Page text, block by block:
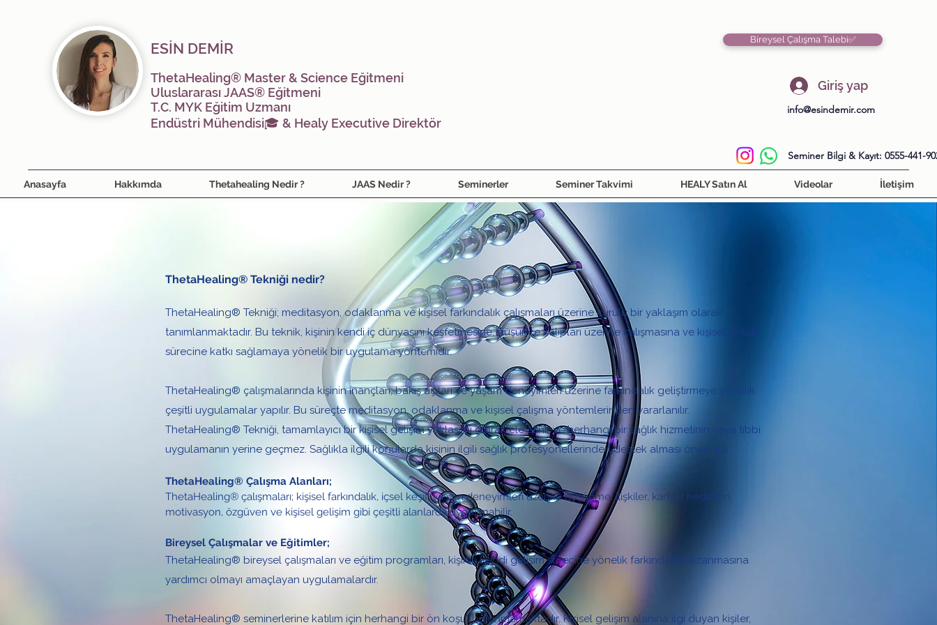
ESİN DEMİR
ThetaHealing® Master & Science Eğitmeni
Uluslararası JAAS® Eğitmeni
T.C. MYK Eğitim Uzmanı
Endüstri Mühendisi🎓 & Healy Executive Direktör
Bireysel Çalışma Talebi✅
Giriş yap
info@esindemir.com
Seminer Bilgi & Kayıt: 0555-441-
Anasayfa Hakkımda Thetahealing Nedir ? JAAS Nedir ? Seminerler Seminer Takvimi HEALY Satın Al Videolar İletişim
ThetaHealing® Tekniği nedir?
ThetaHealing® Tekniği; meditasyon, odaklanma ve kişisel farkındalık çalışmaları üzerine kurulu bir yaklaşım olarak
tanımlanmaktadır. Bu teknik, kişinin kendi iç dünyasını keşfetmesine, düşünce kalıpları üzerine çalışmasına ve kişisel gelişim
sürecine katkı sağlamaya yönelik bir uygulama yöntemidir.
ThetaHealing® çalışmalarında kişinin inançları, bakış açıları ve yaşam deneyimleri üzerine farkındalık geliştirmeye yönelik
çeşitli uygulamalar yapılır. Bu süreçte meditasyon, odaklanma ve kişisel çalışma yöntemlerinden yararlanılır.
ThetaHealing® Tekniği, tamamlayıcı bir kişisel gelişim yaklaşımı olarak ele alınır ve herhangi bir sağlık hizmetinin veya tıbbi
uygulamanın yerine geçmez. Sağlıkla ilgili konularda kişinin ilgili sağlık profesyonellerinden destek alması önemlidir.
ThetaHealing® Çalışma Alanları;
ThetaHealing® çalışmaları; kişisel farkındalık, içsel keşif, yaşam deneyimleri üzerine düşünme, ilişkiler, kariyer hedefleri,
motivasyon, özgüven ve kişisel gelişim gibi çeşitli alanlarda uygulanabilir.
Bireysel Çalışmalar ve Eğitimler;
ThetaHealing® bireysel çalışmaları ve eğitim programları, kişinin kendi gelişim sürecine yönelik farkındalık kazanmasına
yardımcı olmayı amaçlayan uygulamalardır.
ThetaHealing® seminerlerine katılım için herhangi bir ön koşul bulunmamaktadır. Kişisel gelişim alanına ilgi duyan kişiler,